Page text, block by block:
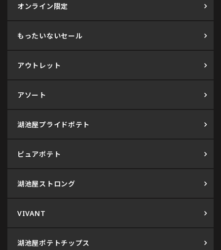
オンライン限定
もったいないセール
アウトレット
アソート
湖池屋プライドポテト
ピュアポテト
湖池屋ストロング
VIVANT
湖池屋ポテトチップス